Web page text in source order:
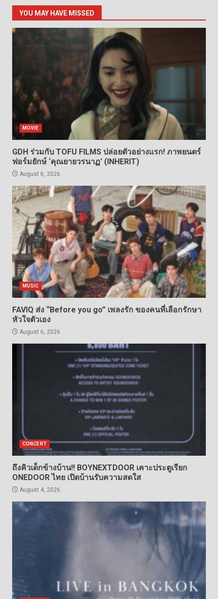
YOU MAY HAVE MISSED
MOVIE
GDH ร่วมกับ TOFU FILMS ปล่อยตัวอย่างแรก! ภาพยนตร์
ฟอร์มยักษ์ ‘คุณยายวรนาฏ’ (INHERIT)
August 6, 2026
MUSIC
FAVIQ ส่ง “Before you go” เพลงรัก ของคนที่เลือกรักษา
หัวใจตัวเอง
August 6, 2026
CONCERT
ถึงคิวเด็กข้างบ้าน!! BOYNEXTDOOR เคาะประตูเรียก
ONEDOOR ไทย เปิดบ้านรับความสดใส
August 4, 2026